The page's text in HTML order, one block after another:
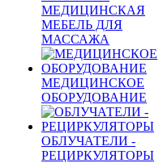
МЕДИЦИНСКАЯ
МЕБЕЛЬ ДЛЯ
МАССАЖА
МЕДИЦИНСКОЕ
ОБОРУДОВАНИЕ
ОБЛУЧАТЕЛИ -
РЕЦИРКУЛЯТОРЫ